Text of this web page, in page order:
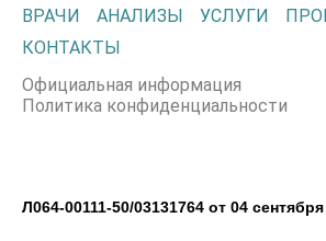
ВРАЧИ АНАЛИЗЫ УСЛУГИ
КОНТАКТЫ
Официальная информация
Политика конфиденциальности
Л064-00111-50/03131764 от 04 сентября